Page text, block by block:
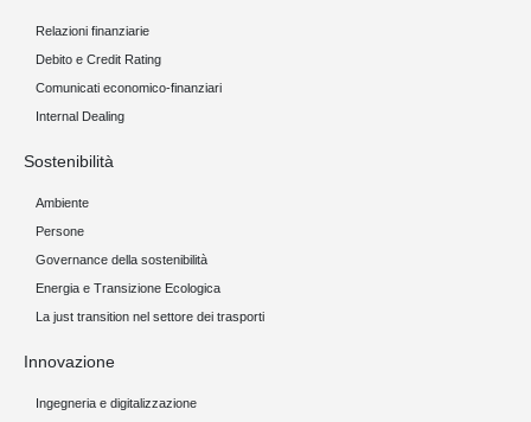
Relazioni finanziarie
Debito e Credit Rating
Comunicati economico-finanziari
Internal Dealing
Sostenibilità
Ambiente
Persone
Governance della sostenibilità
Energia e Transizione Ecologica
La just transition nel settore dei trasporti
Innovazione
Ingegneria e digitalizzazione